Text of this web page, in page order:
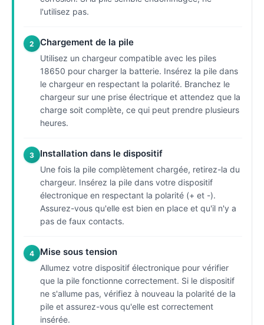
l'utilisez pas.
2 Chargement de la pile
Utilisez un chargeur compatible avec les piles
18650 pour charger la batterie. Insérez la pile dans
le chargeur en respectant la polarité. Branchez le
chargeur sur une prise électrique et attendez que la
charge soit complète, ce qui peut prendre plusieurs
heures.
3 Installation dans le dispositif
Une fois la pile complètement chargée, retirez-la du
chargeur. Insérez la pile dans votre dispositif
électronique en respectant la polarité (+ et -).
Assurez-vous qu'elle est bien en place et qu'il n'y a
pas de faux contacts.
4 Mise sous tension
Allumez votre dispositif électronique pour vérifier
que la pile fonctionne correctement. Si le dispositif
ne s'allume pas, vérifiez à nouveau la polarité de la
pile et assurez-vous qu'elle est correctement
insérée.